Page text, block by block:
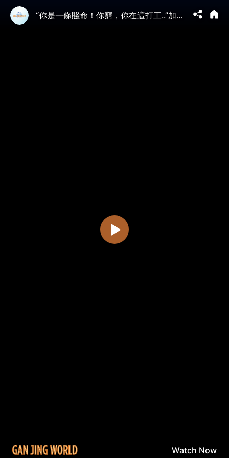
“你是一條賤命！你窮，你在這打工..”加拿大華裔男子羞辱唐人街女服務生，中共國類似囂張事例更多，根源何在？海外華人先輩都是辛苦走過來的，憑什麼遭到嘲笑？｜大宇拍案驚奇
Watch Now